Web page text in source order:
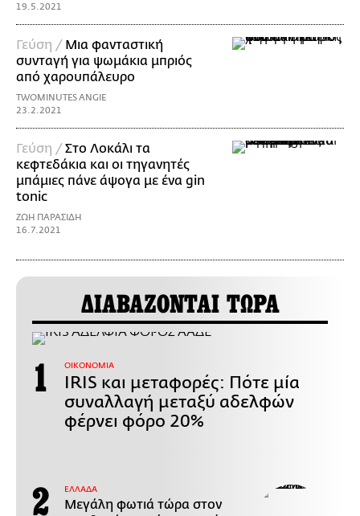
19.5.2021
Γεύση / Μια φανταστική
συνταγή για ψωμάκια μπριός
από χαρουπάλευρο
TWOMINUTES ANGIE
23.2.2021
Γεύση /Στο Λοκάλι τα
κεφτεδάκια και οι τηγανητές
μπάμιες πάνε άψογα με ένα gin
tonic
ΖΩΗ ΠΑΡΑΣΙΔΗ
16.7.2021
ΔΙΑΒΑΖΟΝΤΑΙ ΤΩΡΑ
ΟΙΚΟΝΟΜΙΑ
IRIS και μεταφορές: Πότε μία
συναλλαγή μεταξύ αδελφών
φέρνει φόρο 20%
ΕΛΛΑΔΑ
Μεγάλη φωτιά τώρα στον